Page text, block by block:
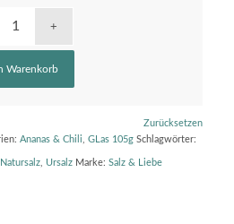
Zurücksetzen
Warenkorb
Ananas & Chili GLas 105g Schlagwörter:
Natursalz, Ursalz Marke: Salz & Liebe